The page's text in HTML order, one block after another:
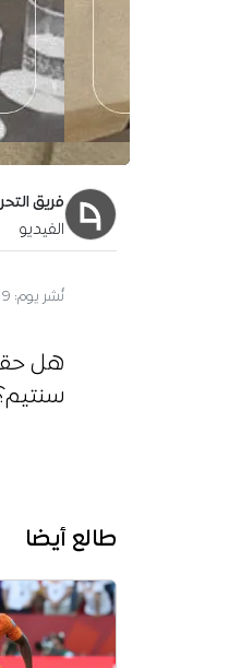
فريق
الفيديو
نُشر يوم: 9 مايو 2020
طالع أيضا